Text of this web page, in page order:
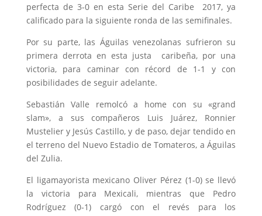
perfecta de 3-0 en esta Serie del Caribe 2017, ya
calificado para la siguiente ronda de las semifinales.
Por su parte, las Águilas venezolanas sufrieron su
primera derrota en esta justa caribeña, por una
victoria, para caminar con récord de 1-1 y con
posibilidades de seguir adelante.
Sebastián Valle remolcó a home con su «grand
slam», a sus compañeros Luis Juárez, Ronnier
Mustelier y Jesús Castillo, y de paso, dejar tendido en
el terreno del Nuevo Estadio de Tomateros, a Águilas
del Zulia.
El ligamayorista mexicano Oliver Pérez (1-0) se llevó
la victoria para Mexicali, mientras que Pedro
Rodríguez (0-1) cargó con el revés para los